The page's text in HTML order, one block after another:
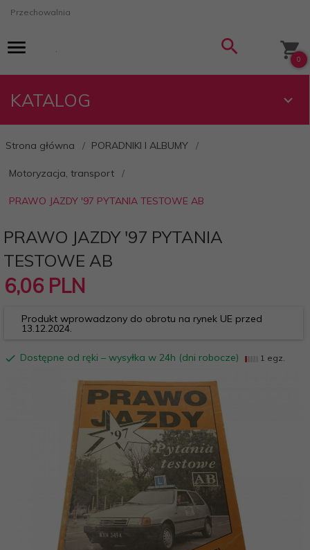
Przechowalnia
0
KATALOG
Strona główna PORADNIKI I ALBUMY
Motoryzacja, transport
PRAWO JAZDY '97 PYTANIA TESTOWE AB
PRAWO JAZDY '97 PYTANIA
TESTOWE AB
6,06 PLN
Produkt wprowadzony do obrotu na rynek UE przed
13.12.2024.
Dostępne od ręki – wysyłka w 24h (dni robocze) 1 egz.